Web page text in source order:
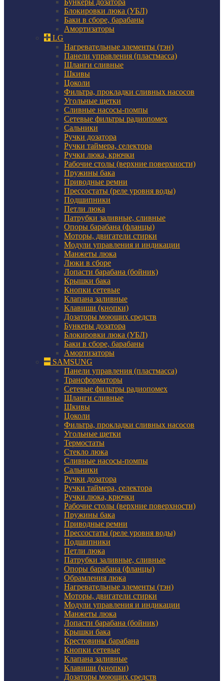
Бункеры дозатора
Блокировки люка (УБЛ)
Баки в сборе, барабаны
Амортизаторы
LG
Нагревательные элементы (тэн)
Панели управления (пластмасса)
Шланги сливные
Шкивы
Цоколи
Фильтра, прокладки сливных насосов
Угольные щетки
Сливные насосы-помпы
Сетевые фильтры радиопомех
Сальники
Ручки дозатора
Ручки таймера, селектора
Ручки люка, крючки
Рабочие столы (верхние поверхности)
Пружины бака
Приводные ремни
Прессостаты (реле уровня воды)
Подшипники
Петли люка
Патрубки заливные, сливные
Опоры барабана (фланцы)
Моторы, двигатели стирки
Модули управления и индикации
Манжеты люка
Люки в сборе
Лопасти барабана (бойник)
Крышки бака
Кнопки сетевые
Клапана заливные
Клавиши (кнопки)
Дозаторы моющих средств
Бункеры дозатора
Блокировки люка (УБЛ)
Баки в сборе, барабаны
Амортизаторы
SAMSUNG
Панели управления (пластмасса)
Трансформаторы
Сетевые фильтры радиопомех
Шланги сливные
Шкивы
Цоколи
Фильтра, прокладки сливных насосов
Угольные щетки
Термостаты
Стекло люка
Сливные насосы-помпы
Сальники
Ручки дозатора
Ручки таймера, селектора
Ручки люка, крючки
Рабочие столы (верхние поверхности)
Пружины бака
Приводные ремни
Прессостаты (реле уровня воды)
Подшипники
Петли люка
Патрубки заливные, сливные
Опоры барабана (фланцы)
Обрамления люка
Нагревательные элементы (тэн)
Моторы, двигатели стирки
Модули управления и индикации
Манжеты люка
Лопасти барабана (бойник)
Крышки бака
Крестовины барабана
Кнопки сетевые
Клапана заливные
Клавиши (кнопки)
Дозаторы моющих средств